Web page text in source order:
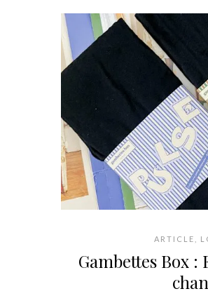
ARTICLE
Gambettes Box :